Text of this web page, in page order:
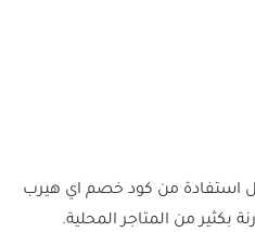
استفادة من كود خصم اي هيرب
بكثير من المتاجر المحلية.